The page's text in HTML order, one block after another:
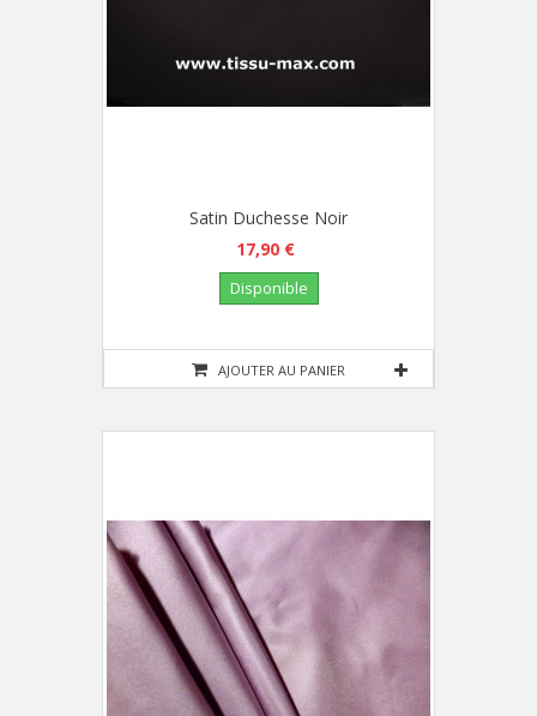
AJOUTER AU PANIER
Satin Duchesse Noir
17,90 €
Disponible